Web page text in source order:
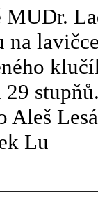
na
Aleš
Lu